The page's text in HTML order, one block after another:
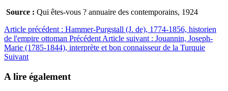
Source : Qui êtes-vous ? annuaire des contemporains, 1924
Article précédent : Hammer-Purgstall (J. de), 1774-1856, historien
de l'empire ottoman Précédent Article suivant : Jouannin, Joseph-
Marie (1785-1844), interprète et bon connaisseur de la Turquie
Suivant
A lire également